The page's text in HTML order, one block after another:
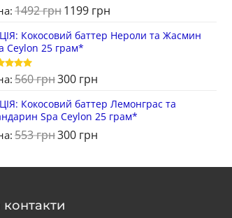
в
5 1492грн1199 грн
Кокосовий баттер Нероли та Жасмин
Ceylon 25 грам*
в
5 560грн300 грн
Кокосовий баттер Лемонграс та
Spa Ceylon 25 грам*
553грн300 грн